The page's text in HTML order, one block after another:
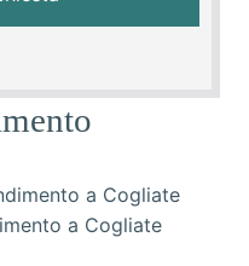
a Cogliate